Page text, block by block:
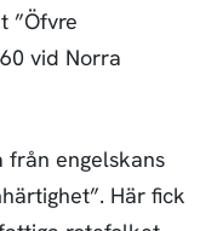
”Öfvre
vid Norra
från engelskans
Här fick